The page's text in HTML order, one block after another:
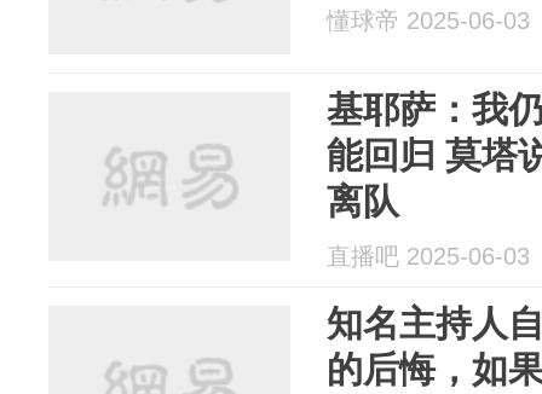
懂球帝 2025-06-03
基耶萨：我
能回归 莫塔
离队
直播吧 2025-06-03
知名主持人
的后悔，如